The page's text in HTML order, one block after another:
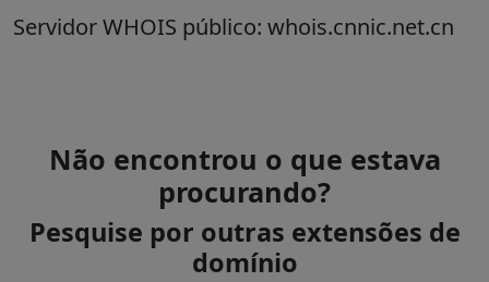
Servidor WHOIS público: whois.cnnic.net.cn
Não encontrou o que estava
procurando?
Pesquise por outras extensões de
domínio